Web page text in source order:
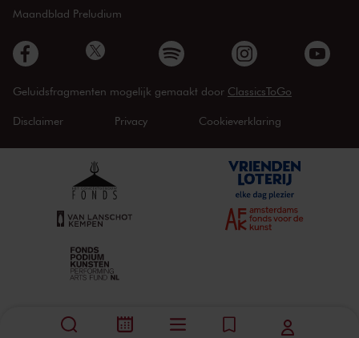
Maandblad Preludium
Geluidsfragmenten mogelijk gemaakt door ClassicsToGo
Disclaimer Privacy Cookieverklaring